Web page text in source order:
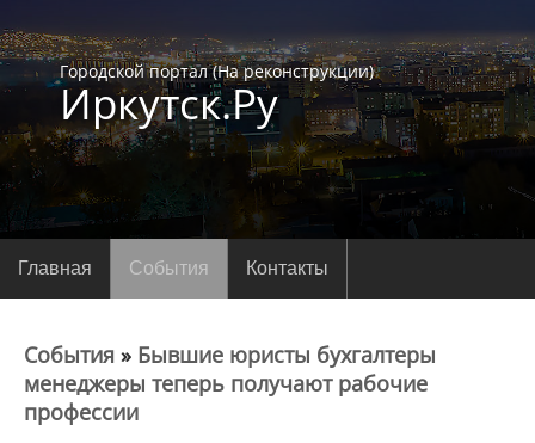
Городской портал (На реконструкции)
Иркутск.Ру
Главная События Контакты
События » Бывшие юристы бухгалтеры
менеджеры теперь получают рабочие
профессии